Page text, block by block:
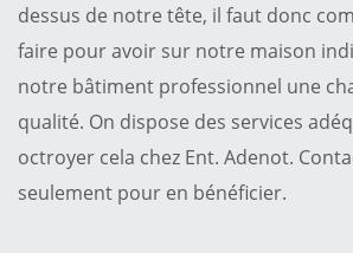
dessus de notre tête, il faut donc
faire pour avoir sur notre maison
notre bâtiment professionnel une
qualité. On dispose des services
octroyer cela chez Ent. Adenot.
seulement pour en bénéficier.